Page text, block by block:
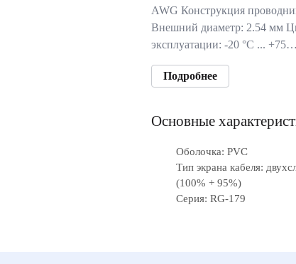
AWG Конструкция
Внешний диаметр: 2.54 мм
эксплуатации: -20 °C ... +75…
Подробнее
Основные
Оболочка: PVC
Тип экрана кабеля:
(100% + 95%)
Серия: RG-179